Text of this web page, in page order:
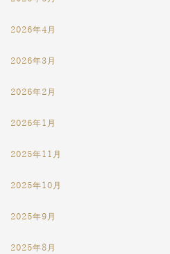
2026年4月
2026年3月
2026年2月
2026年1月
2025年11月
2025年10月
2025年9月
2025年8月